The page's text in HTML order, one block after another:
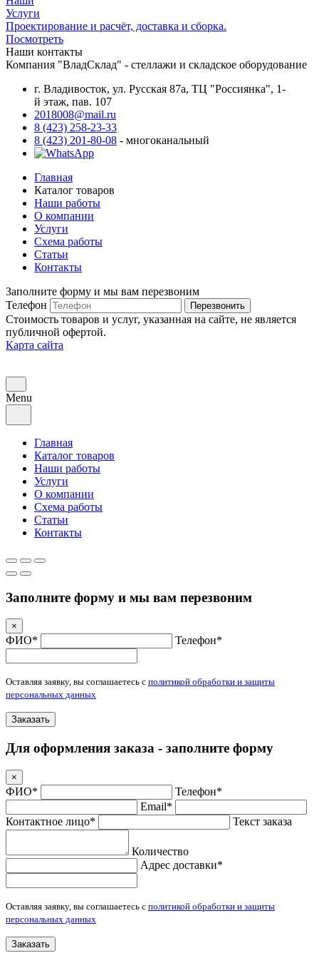
Услуги
Проектирование и расчёт, доставка и сборка.
Посмотреть
Наши контакты
Компания "ВладСклад" - стеллажи и складское оборудование
г. Владивосток, ул. Русская 87а, ТЦ "Россиянка", 1-
й этаж, пав. 107
2018008@mail.ru
8 (423) 258-23-33
8 (423) 201-80-08 - многоканальный
Главная
Каталог товаров
Наши работы
О компании
Услуги
Схема работы
Статьи
Контакты
Заполните форму и мы вам перезвоним
Телефон
Перезвонить
Стоимость товаров и услуг, указанная на сайте, не является
публичной офертой.
Карта сайта
Menu
Главная
Каталог товаров
Наши работы
Услуги
О компании
Схема работы
Статьи
Контакты
Заполните форму и мы вам перезвоним
×
ФИО* Телефон*
Оставляя заявку, вы соглашаетесь с политикой обработки и защиты
персональных данных
Заказать
Для оформления заказа - заполните форму
×
ФИО*
Телефон*
Email*
Контактное лицо*
Текст заказа
Количество
Адрес доставки*
Оставляя заявку, вы соглашаетесь с политикой обработки и защиты
персональных данных
Заказать